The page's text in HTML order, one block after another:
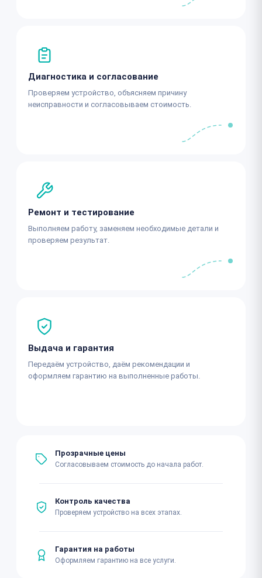
Диагностика и согласование
Проверяем устройство, объясняем причину
неисправности и согласовываем стоимость.
Ремонт и тестирование
Выполняем работу, заменяем необходимые детали и
проверяем результат.
Выдача и гарантия
Передаём устройство, даём рекомендации и
оформляем гарантию на выполненные работы.
Прозрачные цены
Согласовываем стоимость до начала работ.
Контроль качества
Проверяем устройство на всех этапах.
Гарантия на работы
Оформляем гарантию на все услуги.